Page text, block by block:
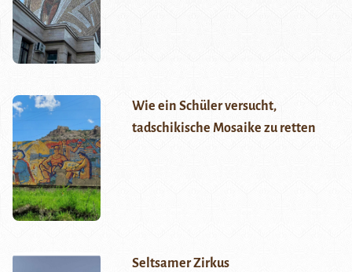
Wie ein Schüler versucht,
tadschikische Mosaike zu retten
Seltsamer Zirkus